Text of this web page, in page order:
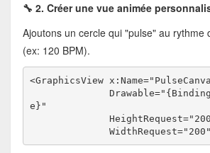
🔧 2. Créer une vue animée
Ajoutons un cercle qui "pulse" au rythme
(ex: 120 BPM).
<GraphicsView
Drawable="{Binding
e}"
WidthRequest="200"